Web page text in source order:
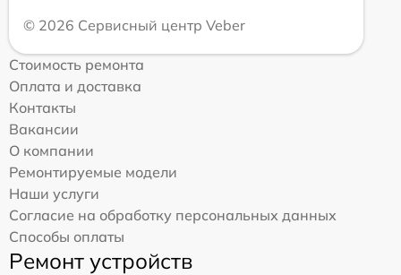
© 2026 Сервисный центр Veber
Стоимость ремонта
Оплата и доставка
Контакты
Вакансии
О компании
Ремонтируемые модели
Наши услуги
Согласие на обработку персональных данных
Способы оплаты
Ремонт устройств